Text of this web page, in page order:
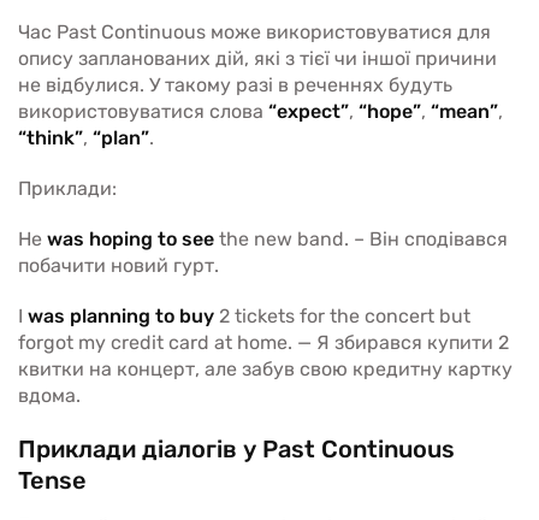
Час Past Continuous може використовуватися для
опису запланованих дій, які з тієї чи іншої причини
не відбулися. У такому разі в реченнях будуть
використовуватися слова “expect”, “hope”, “mean”,
“think”, “plan”.
Приклади:
He was hoping to see the new band. – Він сподівався
побачити новий гурт.
I was planning to buy 2 tickets for the concert but
forgot my credit card at home. — Я збирався купити 2
квитки на концерт, але забув свою кредитну картку
вдома.
Приклади діалогів у Past Continuous
Tense